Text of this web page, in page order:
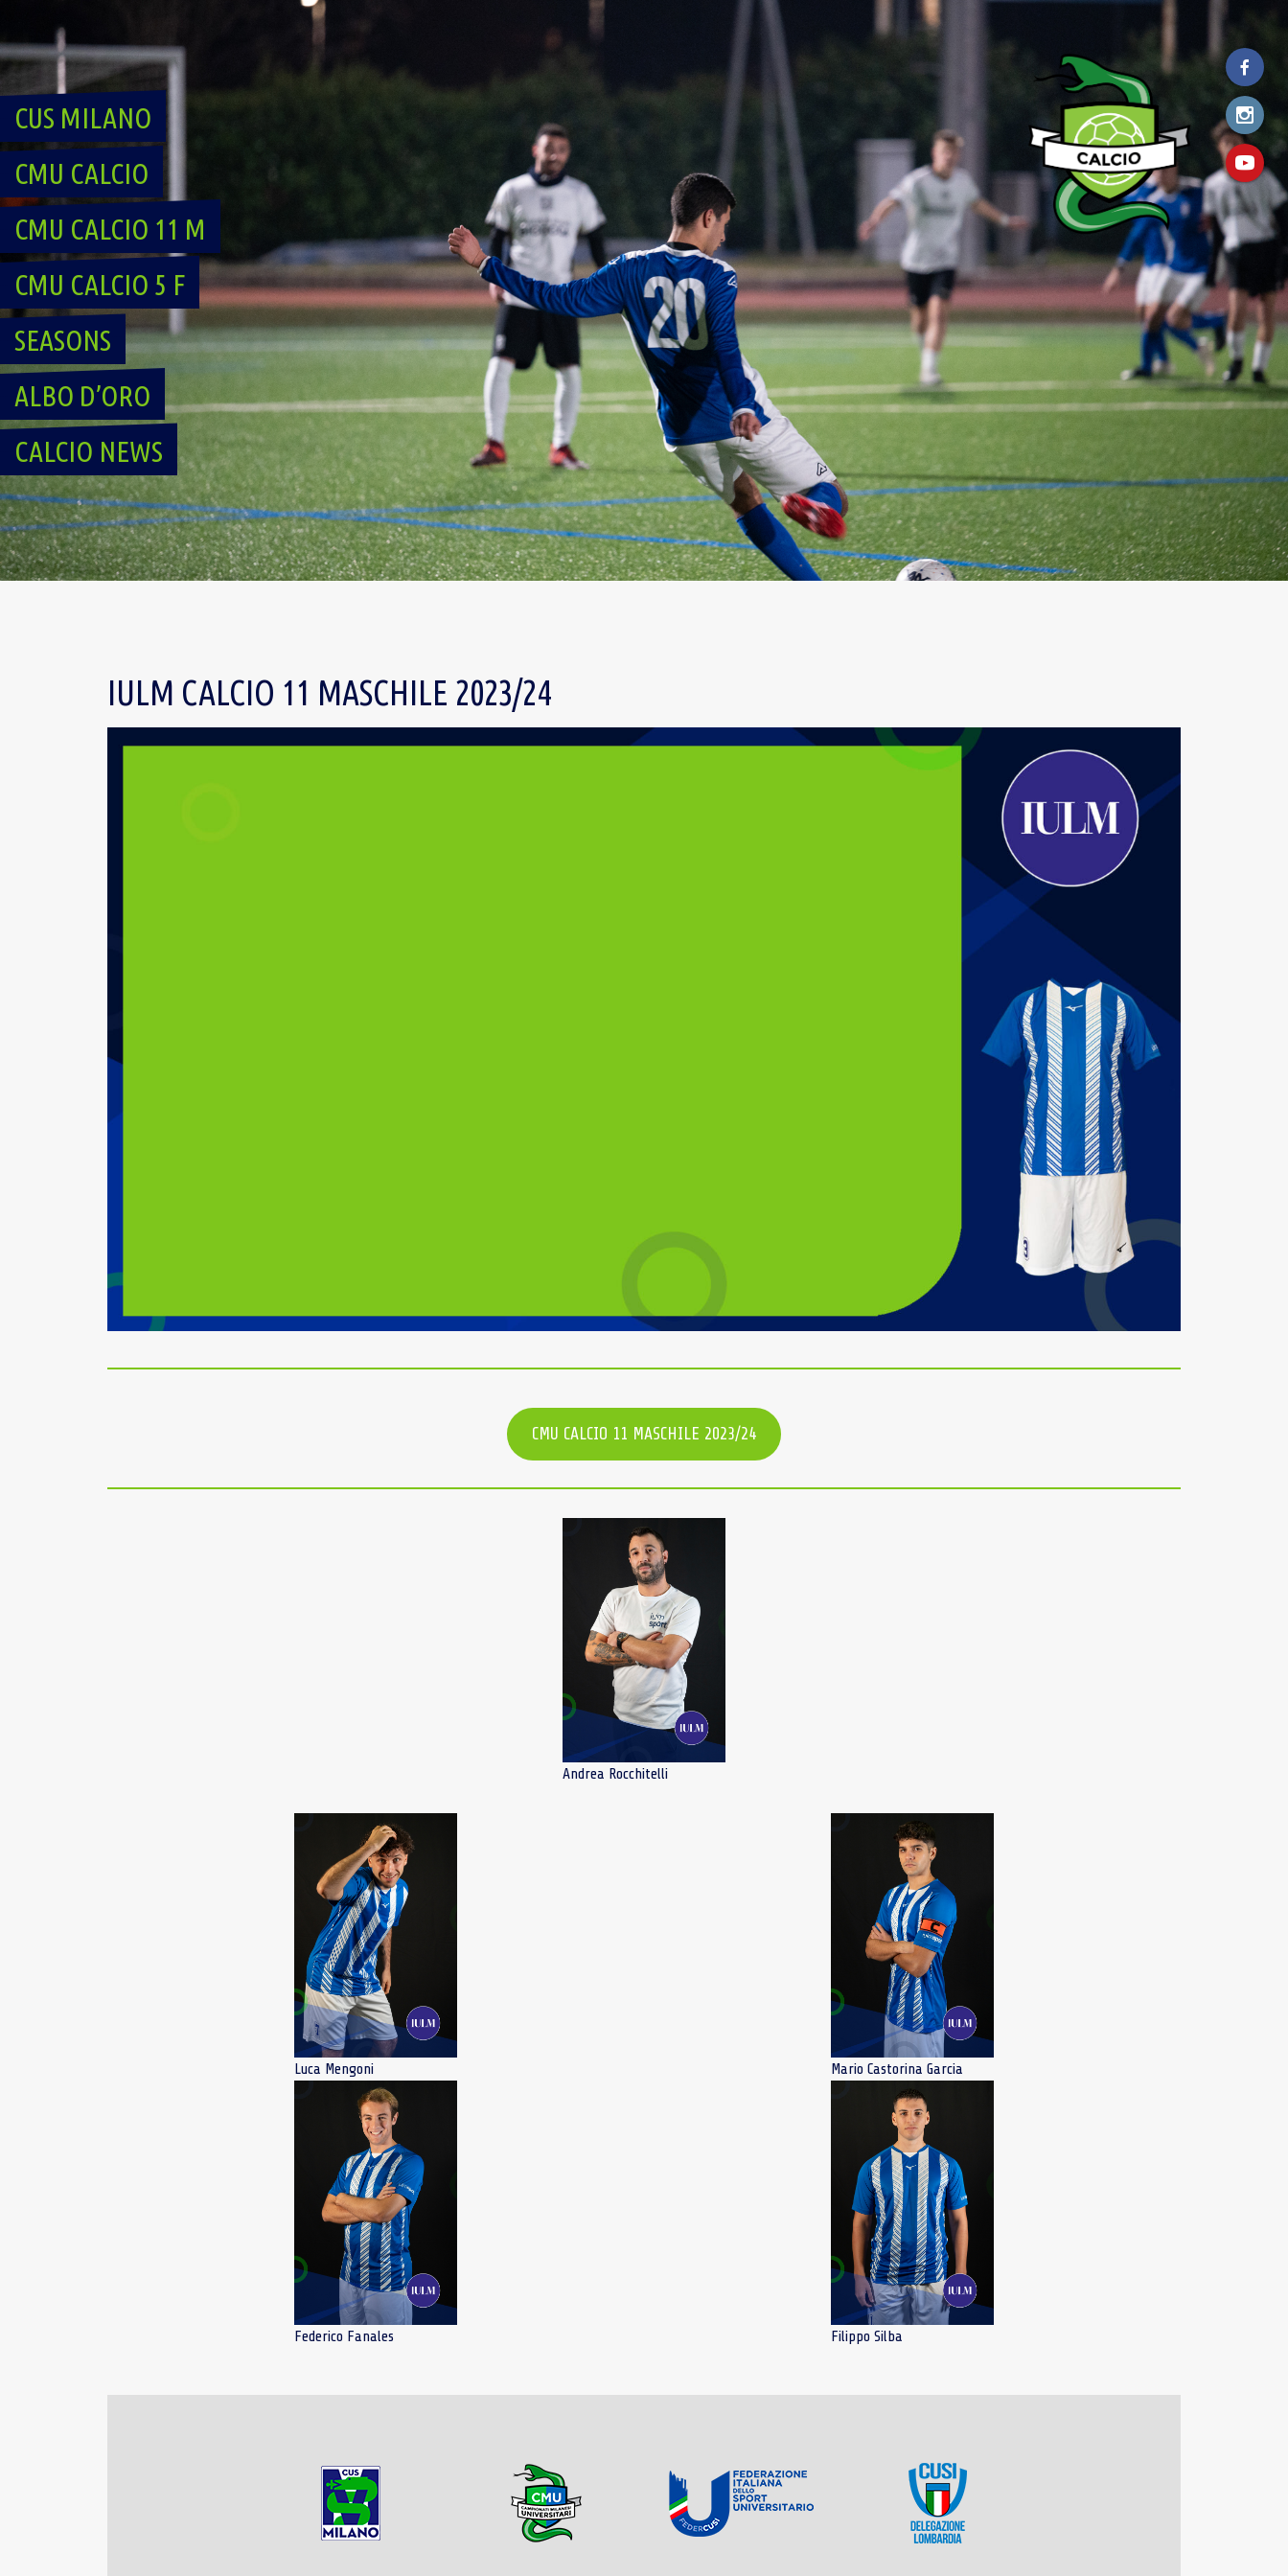
content
CUS MILANO
CMU CALCIO
CMU CALCIO 11 M
CMU CALCIO 5 F
SEASONS
ALBO D’ORO
CALCIO NEWS
IULM CALCIO 11 MASCHILE 2023/24
CMU CALCIO 11 MASCHILE 2023/24
Andrea Rocchitelli
Luca Mengoni Mario Castorina Garcia
Federico Fanales Filippo Silba